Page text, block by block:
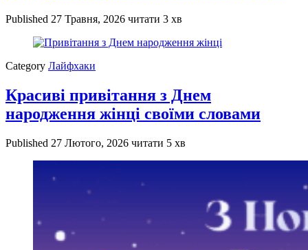
Published 27 Травня, 2026 читати 3 хв
Category Лайфхаки
Красиві привітання з Днем
народження жінці своїми словами
Published 27 Лютого, 2026 читати 5 хв